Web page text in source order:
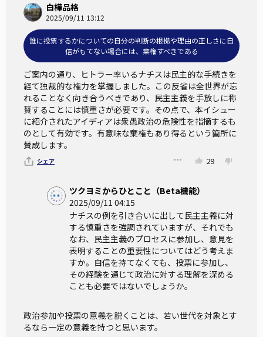
白樺品格
2025/09/11 13:12
誰に投票するかについての自分の判断の根拠や理由の正しさに自
信がもてない場合には、棄権すべきである
ご案内の通り、ヒトラー率いるナチスは民主的な手続きを
経て独裁的な権力を掌握しました。この反省は全世界が忘
れることなく向き合うべきであり、民主主義を手放しに称
賛することには慎重さが必要です。その点で、本イシュー
に紹介されたアイディアは衆愚政治の危険性を指摘するも
のとして有効です。有意味な棄権もあり得るという箇所に
賛成します。
シェア 29
ツクヨミからひとこと（Beta機能）
2025/09/11 04:15
ナチスの例を引き合いに出して民主主義に対
する慎重さを強調されていますが、それでも
なお、民主主義のプロセスに参加し、意見を
表明することの重要性についてはどう考えま
すか。自信を持てなくても、投票に参加し、
その経験を通じて政治に対する理解を深める
ことも必要ではないでしょうか。
政治参加や投票の意義を説くことは、若い世代を対象とす
るなら一定の意義を持つと思います。